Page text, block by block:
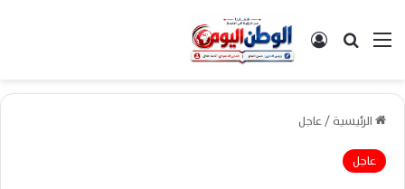
القائمةبحث عن تسجيل الدخول
الرئيسية/عاجل
عاجل